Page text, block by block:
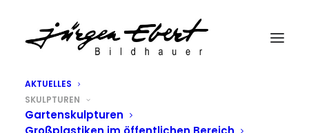
AKTUELLES
SKULPTUREN
Gartenskulpturen